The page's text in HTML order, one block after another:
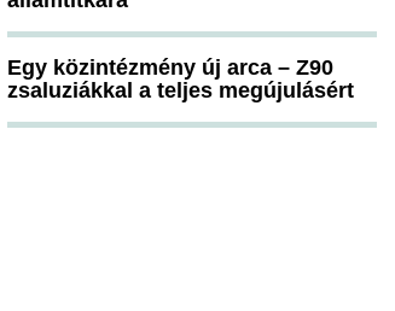
Egy közintézmény új arca – Z90
zsaluziákkal a teljes megújulásért